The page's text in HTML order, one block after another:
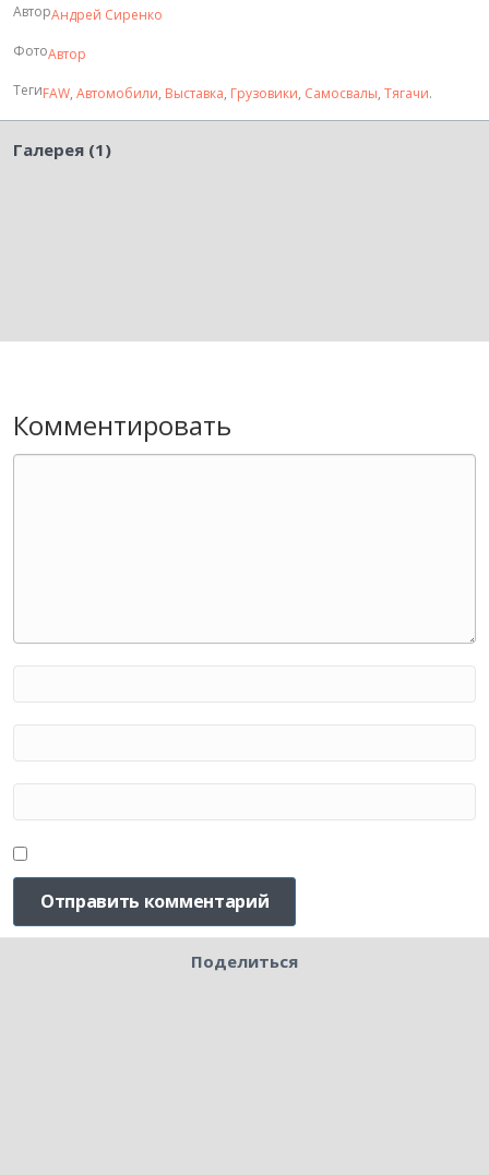
АвторАндрей Сиренко
ФотоАвтор
ТегиFAW, Автомобили, Выставка, Грузовики, Самосвалы, Тягачи.
Галерея (1)
Комментировать
Поделиться